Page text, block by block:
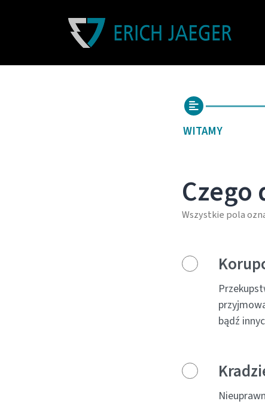
WITAMY
Czego
Wszystkie pola
bądź